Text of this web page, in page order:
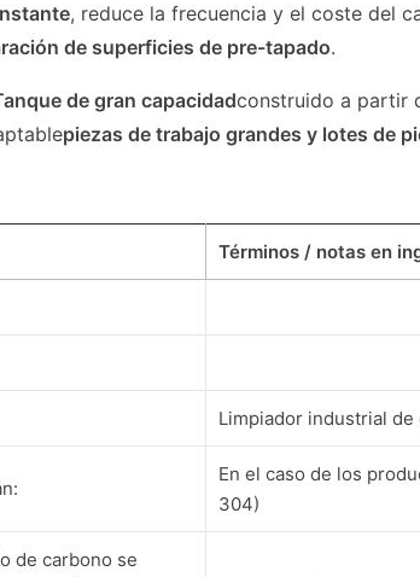
, reduce la frecuencia y el coste del
de superficies de pre-tapado.
de gran capacidadconstruido a partir
piezas de trabajo grandes y lotes de
Términos / notas en
Limpiador industrial de
En el caso de los
304)
de carbono se